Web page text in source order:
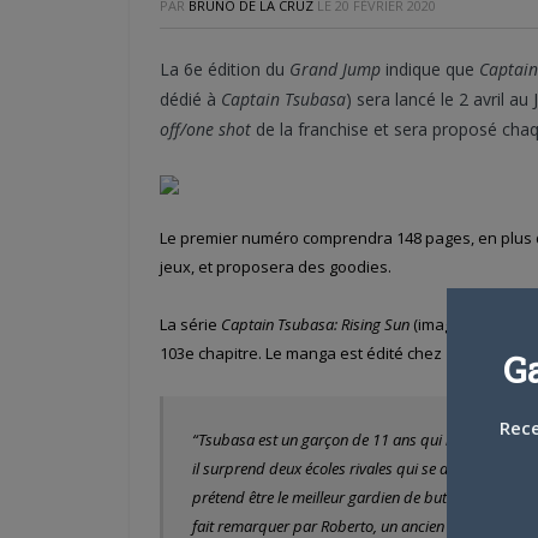
PAR BRUNO DE LA CRUZ LE 20 FÉVRIER 2020
La 6e édition du Grand Jump indique que
dédié à Captain Tsubasa) sera lancé le 2 avril au
off/one shot de la franchise et sera proposé
Le premier numéro comprendra 148 pages, en
jeux, et proposera des goodies.
La série Captain Tsubasa: Rising Sun (image de
103e chapitre. Le manga est édité chez
en
“Tsubasa est un garçon de 11 ans qui ne vit que
il surprend deux écoles rivales qui se disputent le
prétend être le meilleur gardien de but du Japon, il
fait remarquer par Roberto, un ancien membre de